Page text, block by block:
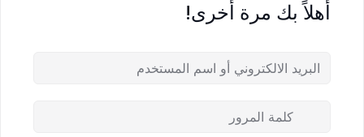
أهلاً بك مرة أخرى!